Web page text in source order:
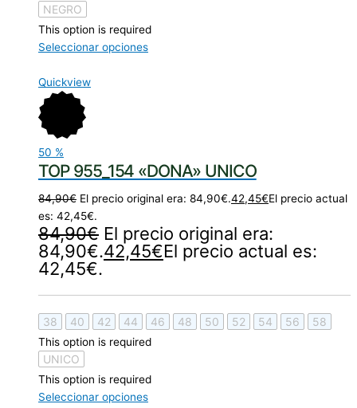
NEGRO
This option is required
Seleccionar opciones
Quickview
50 %
TOP 955_154 «DONA» UNICO
84,90€ El precio original era: 84,90€.42,45€El precio actual
es: 42,45€.
84,90€ El precio original era:
84,90€.42,45€El precio actual es:
42,45€.
38 40 42 44 46 48 50 52 54 56 58
This option is required
UNICO
This option is required
Seleccionar opciones